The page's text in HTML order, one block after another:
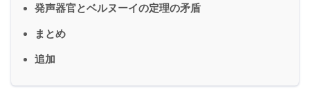
発声器官とベルヌーイの定理の矛盾
まとめ
追加